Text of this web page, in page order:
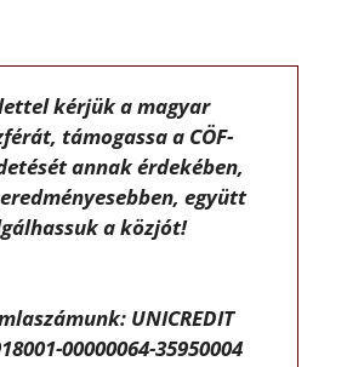
kérjük a magyar
támogassa a CÖF-
annak érdekében,
együtt
a közjót!
UNICREDIT
00000064-35950004